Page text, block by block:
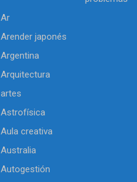
Ar
Arender japonés
Argentina
Arquitectura
artes
Astrofísica
Aula creativa
Australia
Autogestión